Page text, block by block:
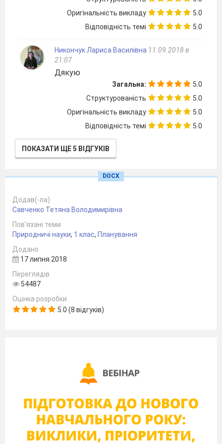
Як здійснити задумане?
Що таке «добро»,
8
ТЕХНІКА, ЯКА ДОПОМАГАЄ
Сучасні види техніки.
попередники?
Як техніка допомагає в
майбутньому?
Яка роль роботів у житті
9
СВІТ ГРИ
Які ігри бувають? Чому я
Навіщо потрібні правила
Чи можуть ігри бути
10
неповторність?
Як змінюється мода?
Чому здоровим бути модно?
ВОДА
Де є вода в природі?
Оригінальність викладу
5.0
Відповідність темі
5.0
Никончук Лариса Василівна 11.09.2018 в
21:07
Дякую
Загальна:
5.0
Структурованість
5.0
Оригінальність викладу
5.0
Відповідність темі
5.0
ПОКАЗАТИ ЩЕ 5 ВІДГУКІВ
DOCX
Додав(-ла)
Савченко Тетяна Володимирівна
Пов’язані теми
Природничі науки, 1 клас, Планування
Додано
17 липня 2018
Переглядів
54487
Оцінка розробки
5.0 (8 відгуків)